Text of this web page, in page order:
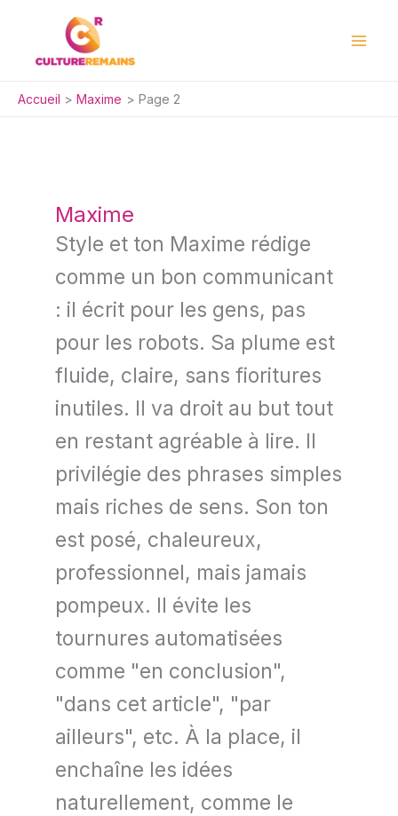
Accueil Maxime Page 2
Maxime
Style et ton Maxime rédige
comme un bon communicant
: il écrit pour les gens, pas
pour les robots. Sa plume est
fluide, claire, sans fioritures
inutiles. Il va droit au but tout
en restant agréable à lire. Il
privilégie des phrases simples
mais riches de sens. Son ton
est posé, chaleureux,
professionnel, mais jamais
pompeux. Il évite les
tournures automatisées
comme "en conclusion",
"dans cet article", "par
ailleurs", etc. À la place, il
enchaîne les idées
naturellement, comme le